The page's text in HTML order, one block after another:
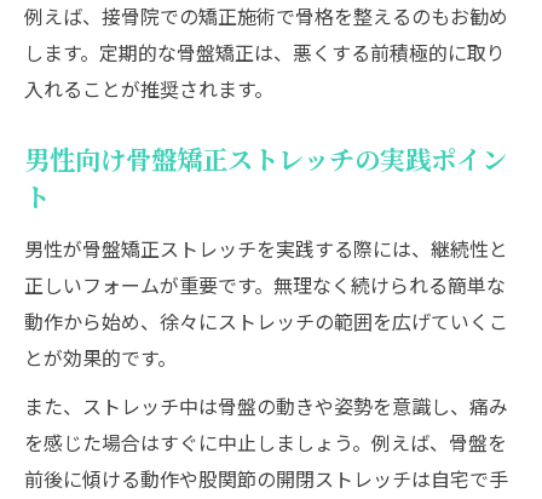
例えば、接骨院での矯正施術で骨格を整えるのもお勧め
します。定期的な骨盤矯正は、悪くする前積極的に取り
入れることが推奨されます。
男性向け骨盤矯正ストレッチの実践ポイン
ト
男性が骨盤矯正ストレッチを実践する際には、継続性と
正しいフォームが重要です。無理なく続けられる簡単な
動作から始め、徐々にストレッチの範囲を広げていくこ
とが効果的です。
また、ストレッチ中は骨盤の動きや姿勢を意識し、痛み
を感じた場合はすぐに中止しましょう。例えば、骨盤を
前後に傾ける動作や股関節の開閉ストレッチは自宅で手